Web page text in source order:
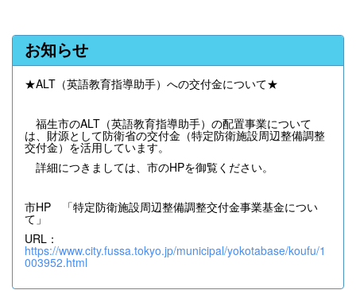
お知らせ
★ALT（英語教育指導助手）への交付金について★
福生市のALT（英語教育指導助手）の配置事業について
は、財源として防衛省の交付金（特定防衛施設周辺整備調整
交付金）を活用しています。
詳細につきましては、市のHPを御覧ください。
市HP 「特定防衛施設周辺整備調整交付金事業基金につい
て」
URL：
https://www.city.fussa.tokyo.jp/municipal/yokotabase/koufu/1
003952.html